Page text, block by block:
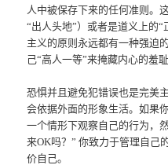
人中被保存下来的任何准则。
“出人头地”）或者是道义上的
主义的原则永远都有一种强迫
己“高人一等”来掩藏内心的羞耻
恐惧并且避免犯错误也是完美
会依据外面的形象生活。如果
一个情形下观察自己的行为，
来OK吗？” 你致力于管理自己
价自己。